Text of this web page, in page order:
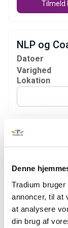
Denne
Tradium
annoncer, til at
at analysere
din brug af
Tilmeld
NLP og
Datoer
Varighed
Lokation
Ledelse af
Datoer
Varighed
Lokation
Tilmeld